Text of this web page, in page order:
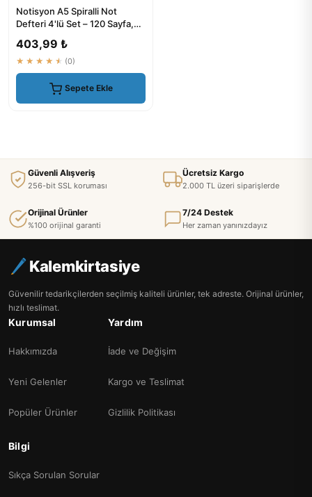
Notisyon A5 Spiralli Not
Defteri 4'lü Set – 120 Sayfa,
403,99 ₺
★★★★★ (0)
Sepete Ekle
Güvenli Alışveriş
256-bit SSL koruması
Ücretsiz Kargo
2.000 TL üzeri siparişlerde
Orijinal Ürünler
%100 orijinal garanti
7/24 Destek
Her zaman yanınızdayız
Kalemkirtasiye
Güvenilir tedarikçilerden seçilmiş kaliteli ürünler, tek adreste. Orijinal ürünler,
hızlı teslimat.
Kurumsal
Hakkımızda
Yeni Gelenler
Popüler Ürünler
Yardım
İade ve Değişim
Kargo ve Teslimat
Gizlilik Politikası
Bilgi
Sıkça Sorulan Sorular